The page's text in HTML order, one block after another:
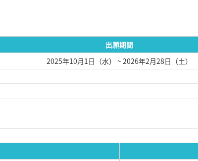
出願期間
2025年10月1日（水） ~ 2026年2月28日（土）